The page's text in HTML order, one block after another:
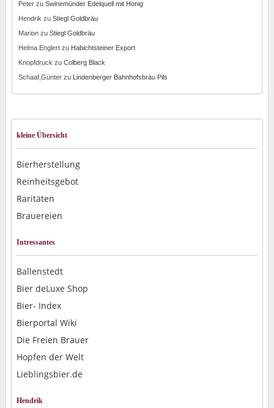
Peterzu Swinemünder Edelquell mit Honig
Hendrik zu Stiegl Goldbräu
Marionzu Stiegl Goldbräu
Helma Englertzu Habichtsteiner Export
Knopfdruck zu Colberg Black
Schaaf,Günterzu Lindenberger Bahnhofsbräu Pils
kleine Übersicht
Bierherstellung
Reinheitsgebot
Raritäten
Brauereien
Intressantes
Ballenstedt
Bier deLuxe Shop
Bier- Index
Bierportal Wiki
Die Freien Brauer
Hopfen der Welt
Lieblingsbier.de
Hendrik